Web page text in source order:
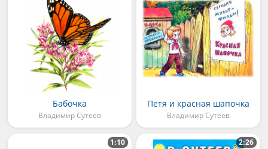
Бабочка
Владимир Сутеев
Петя и красная шапочка
Владимир Сутеев
1:10 2:26